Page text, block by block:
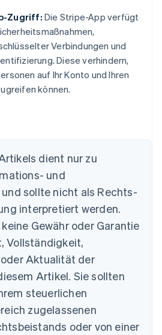
Zugriff: Die Stripe-App verfügt
Verbindungen und
Diese verhindern,
auf Ihr Konto und Ihren
können.
dient nur zu
und
sollte nicht als Rechts-
interpretiert werden.
Gewähr oder Garantie
Vollständigkeit,
Aktualität der
Artikel. Sie sollten
steuerlichen
zugelassenen
oder von einer